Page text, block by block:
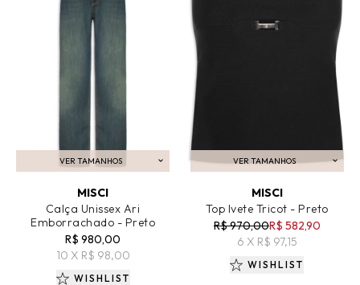
VER TAMANHOS
ADICIONAR AO CARRINHO
MISCI
Calça Unissex Ari
Emborrachado - Preto
R$ 980,00
10 X R$ 98,00
WISHLIST
VER TAMANHOS
ADICIONAR AO CARRINHO
MISCI
Top Ivete Tricot - Preto
R$ 970,00R$ 582,90
6 X R$ 97,15
WISHLIST